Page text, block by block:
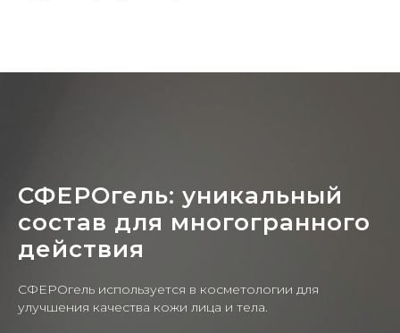
СФЕРОгель: уникальный
состав для многогранного
действия
СФЕРОгель используется в косметологии для
улучшения качества кожи лица и тела.